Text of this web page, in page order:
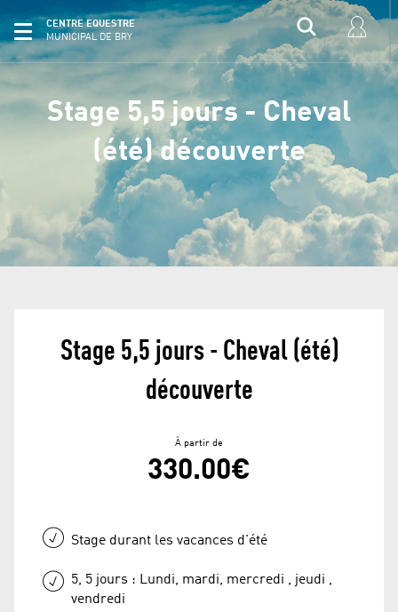
CENTRE EQUESTRE
MUNICIPAL DE BRY
Stage 5,5 jours - Cheval
(été) découverte
Stage 5,5 jours - Cheval (été)
découverte
À partir de
330.00€
Stage durant les vacances d'été
5, 5 jours : Lundi, mardi, mercredi , jeudi ,
vendredi